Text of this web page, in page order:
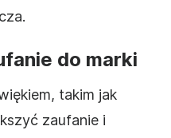
do marki
takim jak
zaufanie i